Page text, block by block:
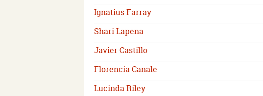
Ignatius Farray
Shari Lapena
Javier Castillo
Florencia Canale
Lucinda Riley